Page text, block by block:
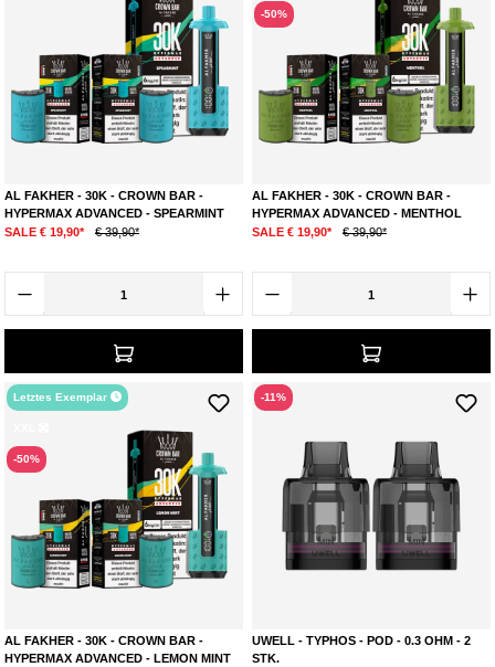
AL FAKHER - 30K - CROWN BAR -
HYPERMAX ADVANCED - SPEARMINT
SALE € 19,90*
€ 39,90*
-50%
AL FAKHER - 30K - CROWN BAR -
HYPERMAX ADVANCED - MENTHOL
SALE € 19,90*
€ 39,90*
Letztes Exemplar
-50%
AL FAKHER - 30K - CROWN BAR -
HYPERMAX ADVANCED - LEMON MINT
-11%
UWELL - TYPHOS - POD - 0.3 OHM - 2
STK.